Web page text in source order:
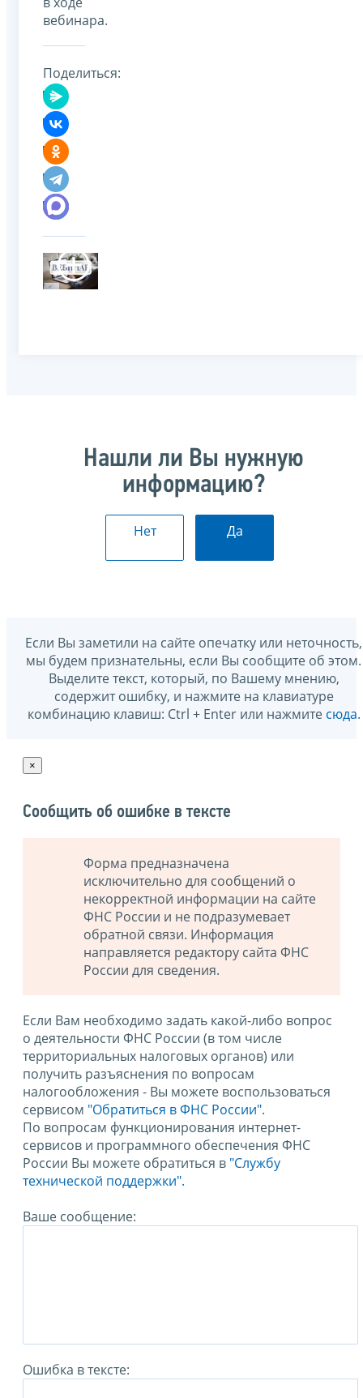
вебинара.
Поделиться:
Нашли ли Вы нужную
информацию?
Нет Да
Если Вы заметили на сайте опечатку или неточность,
мы будем признательны, если Вы сообщите об этом.
Выделите текст, который, по Вашему мнению,
содержит ошибку, и нажмите на клавиатуре
комбинацию клавиш: Ctrl + Enter или нажмите сюда.
×
Сообщить об ошибке в тексте
Форма предназначена
исключительно для сообщений о
некорректной информации на сайте
ФНС России и не подразумевает
обратной связи. Информация
направляется редактору сайта ФНС
России для сведения.
Если Вам необходимо задать какой-либо вопрос
о деятельности ФНС России (в том числе
территориальных налоговых органов) или
получить разъяснения по вопросам
налогообложения - Вы можете воспользоваться
сервисом "Обратиться в ФНС России".
По вопросам функционирования интернет-
сервисов и программного обеспечения ФНС
России Вы можете обратиться в "Службу
технической поддержки".
Ваше сообщение:
Ошибка в тексте: